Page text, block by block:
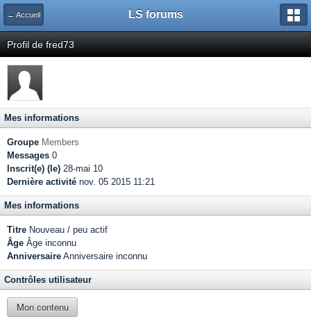
← Accueil LS forums
Profil de fred73
Mes informations
Groupe Members
Messages 0
Inscrit(e) (le) 28-mai 10
Dernière activité nov. 05 2015 11:21
Mes informations
Titre Nouveau / peu actif
Âge Âge inconnu
Anniversaire Anniversaire inconnu
Contrôles utilisateur
Mon contenu